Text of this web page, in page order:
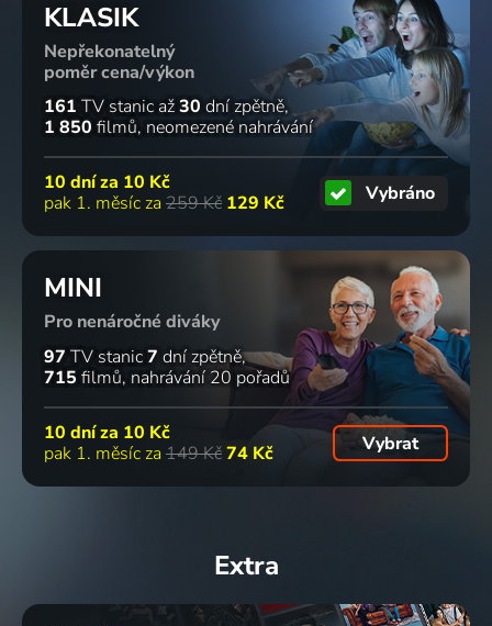
KLASIK
Nepřekonatelný
poměr cena/výkon
161 TV stanic až30 dní zpětně
1 850 filmů neomezené nahrávání
10 dní za 10 Kč
pak 1. měsíc za 259 Kč 129 Kč Vybráno
MINI
Pro nenáročné diváky
97 TV stanic7 dní zpětně
715 filmů nahrávání 20 pořadů
10 dní za 10 Kč
pak 1. měsíc za 149 Kč74 Kč Vybrat
Extra